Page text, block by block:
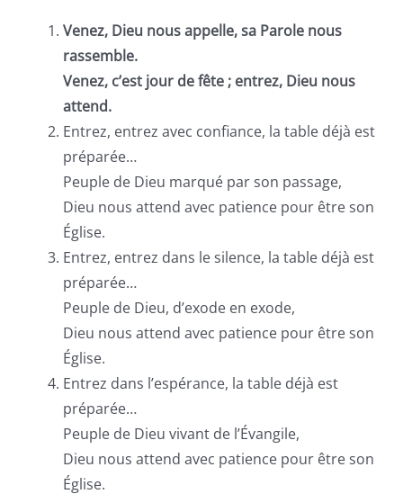
Venez, Dieu nous appelle, sa Parole nous
rassemble.
Venez, c’est jour de fête ; entrez, Dieu nous
attend.
Entrez, entrez avec confiance, la table déjà est
préparée…
Peuple de Dieu marqué par son passage,
Dieu nous attend avec patience pour être son
Église.
Entrez, entrez dans le silence, la table déjà est
préparée…
Peuple de Dieu, d’exode en exode,
Dieu nous attend avec patience pour être son
Église.
Entrez dans l’espérance, la table déjà est
préparée…
Peuple de Dieu vivant de l’Évangile,
Dieu nous attend avec patience pour être son
Église.